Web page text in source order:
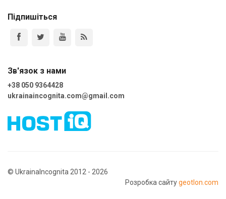
Підпишіться
Зв'язок з нами
+38 050 9364428
ukrainaincognita.com@gmail.com
© UkrainaIncognita 2012 - 2026
Розробка сайтуgeotlon.com